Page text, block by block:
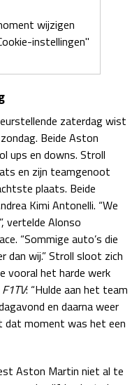
wijzigen
instellingen"
zaterdag wist
Beide Aston
ups en downs. Stroll
en zijn teamgenoot
plaats. Beide
Kimi Antonelli. “We
vertelde Alonso
“Sommige auto’s die
dan wij.” Stroll sloot zich
vooral het harde werk
F1TV: “Hulde aan het team
en daarna weer
dat moment was het een
Aston Martin niet al te